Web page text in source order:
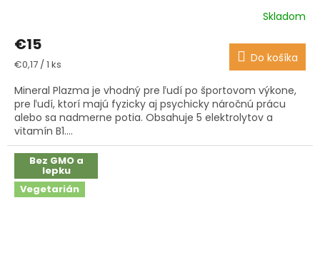
produktu
je
4,4
z
5
hviezdičiek.
Skladom
€15
Jednotková
€0,17 / 1 ks Do košíka
Mineral Plazma je vhodný pre ľudí po športovom výkone,
pre ľudí, ktorí majú fyzicky aj psychicky náročnú prácu
alebo sa nadmerne potia. Obsahuje 5 elektrolytov a
vitamín B1....
Bez GMO a
lepku
Vegetarián